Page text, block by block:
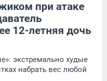
при атаке
12-летняя дочь
экстремально худые
набрать вес любой